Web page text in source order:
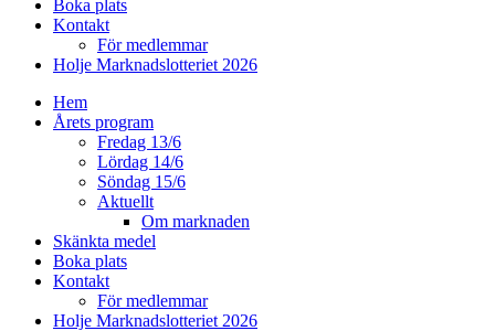
Boka plats
Kontakt
För medlemmar
Holje Marknadslotteriet 2026
Hem
Årets program
Fredag 13/6
Lördag 14/6
Söndag 15/6
Aktuellt
Om marknaden
Skänkta medel
Boka plats
Kontakt
För medlemmar
Holje Marknadslotteriet 2026